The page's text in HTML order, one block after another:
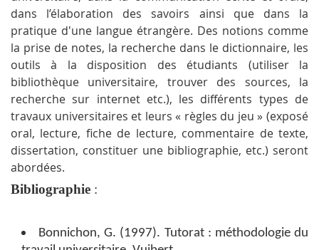
dans l’élaboration des savoirs ainsi que dans la
pratique d'une langue étrangère. Des notions comme
la prise de notes, la recherche dans le dictionnaire, les
outils à la disposition des étudiants (utiliser la
bibliothèque universitaire, trouver des sources, la
recherche sur internet etc.), les différents types de
travaux universitaires et leurs « règles du jeu » (exposé
oral, lecture, fiche de lecture, commentaire de texte,
dissertation, constituer une bibliographie, etc.) seront
abordées.
Bibliographie :
Bonnichon, G. (1997). Tutorat : méthodologie du